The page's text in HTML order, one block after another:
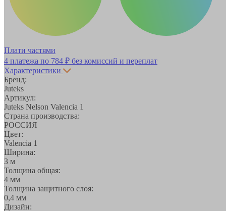
Плати частями
4 платежа по 784 ₽ без комиссий и переплат
Характеристики
Бренд:
Juteks
Артикул:
Juteks Nelson Valencia 1
Страна производства:
РОССИЯ
Цвет:
Valencia 1
Ширина:
3 м
Толщина общая:
4 мм
Толщина защитного слоя:
0,4 мм
Дизайн: